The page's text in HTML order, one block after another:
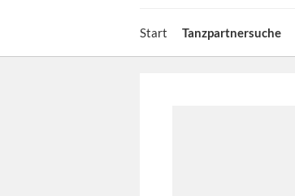
Start Tanzpartnersuche